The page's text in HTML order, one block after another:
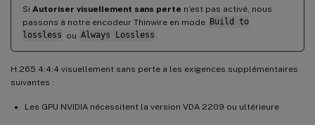
Si Autoriser visuellement sans perte n’est pas activé, nous
passons à notre encodeur Thinwire en mode Build to
lossless ou Always Lossless
H.265 4:4:4 visuellement sans perte a les exigences supplémentaires
suivantes :
Les GPU NVIDIA nécessitent la version VDA 2209 ou ultérieure